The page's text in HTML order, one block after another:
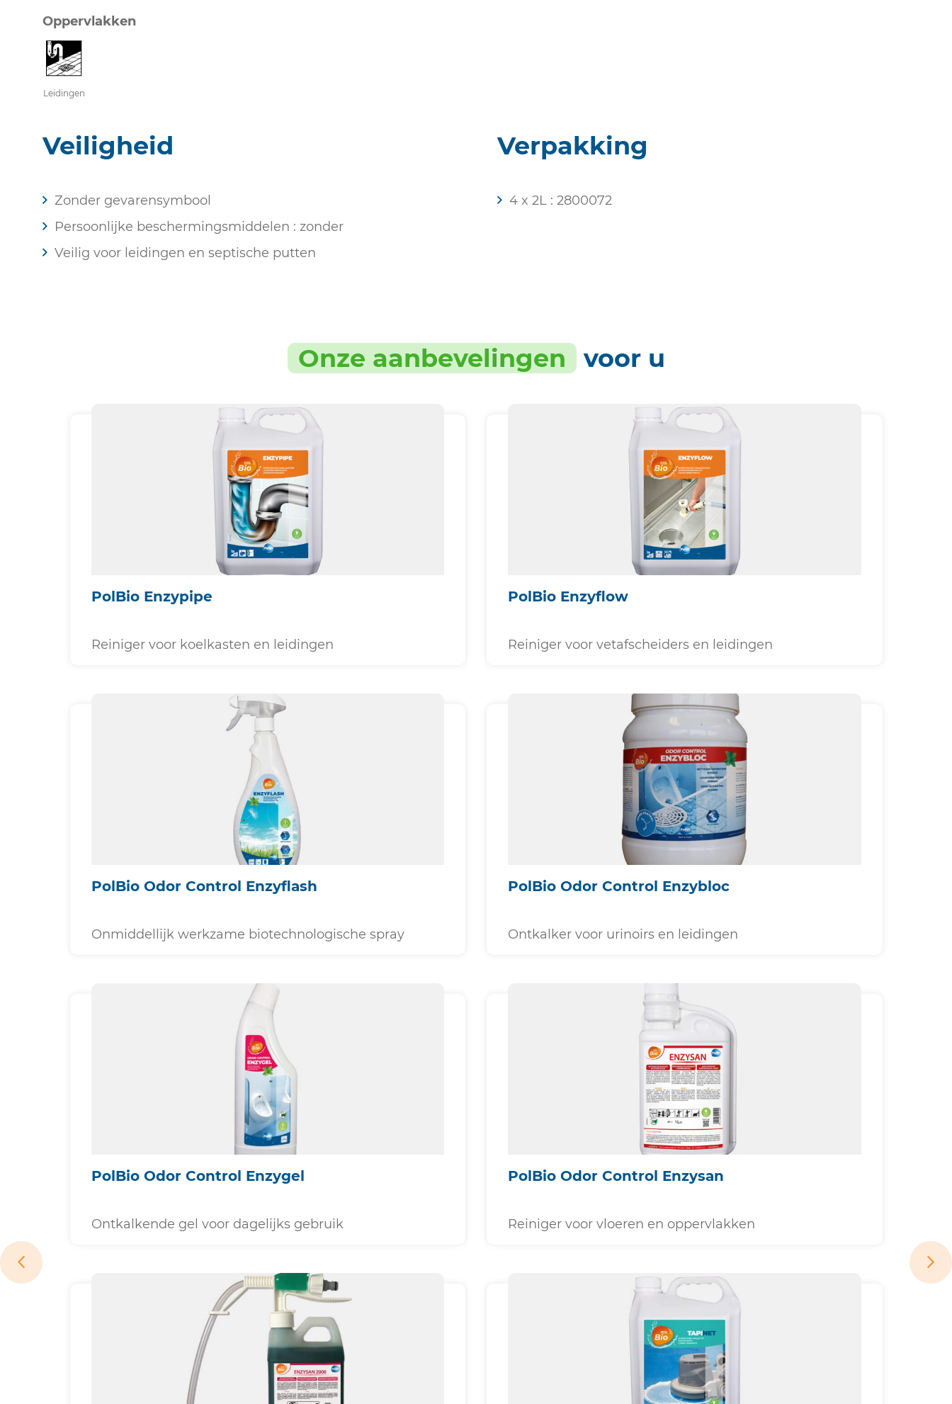
Oppervlakken
Leidingen
Veiligheid
Zonder gevarensymbool
Persoonlijke beschermingsmiddelen : zonder
Veilig voor leidingen en septische putten
Verpakking
4 x 2L : 2800072
Onze aanbevelingen voor u
PolBio Enzypipe
Reiniger voor koelkasten en leidingen
PolBio Enzyflow
Reiniger voor vetafscheiders en leidingen
PolBio Odor Control Enzyflash
Onmiddellijk werkzame biotechnologische spray
PolBio Odor Control Enzybloc
Ontkalker voor urinoirs en leidingen
PolBio Odor Control Enzygel
Ontkalkende gel voor dagelijks gebruik
PolBio Odor Control Enzysan
Reiniger voor vloeren en oppervlakken